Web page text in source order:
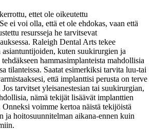
ettet ole oikeutettu
ei voi olla, että et ole ehdokas, vaan että
resursseja he tarvitsevat
Raleigh Dental Arts tekee
kuten suukirurgien ja
hammasimplanteista mahdollisia
tilanteissa. Saatat esimerkiksi tarvita luu-tai
että implanttisi perusta on terve
Jos tarvitset yleisanestesian tai suukirurgian,
nämä tekijät lisäävät implanttien
voimme kertoa näistä tekijöistä
ja hoitosuunnitelman aikana-ennen kuin